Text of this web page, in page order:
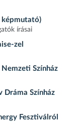
képmutató)
írásai
zel
Színház
Dráma Színház
Fesztiválról